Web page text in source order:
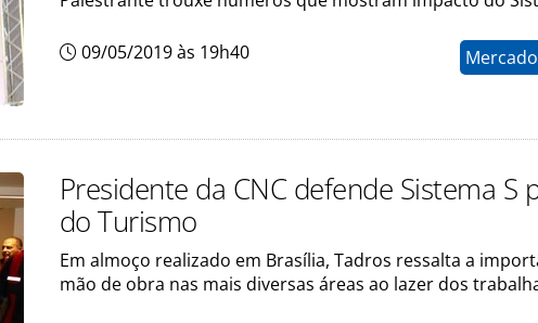
09/05/2019 às 19h40
Presidente da CNC defende Sistema S
do Turismo
Em almoço realizado em Brasília, Tadros ressalta a
mão de obra nas mais diversas áreas ao lazer dos